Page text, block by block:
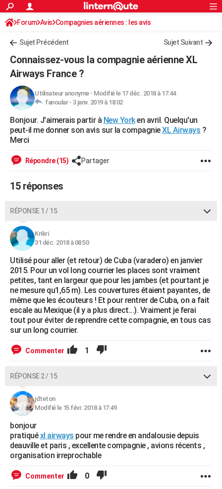
ACTUALITÉS
Politique
Société
Faits Divers
Education
Monde
Villes
+
Programme TV
TNTStreaming
Cinéma
Sorties cinéma
Musique
FINANCE
Retraite
Impôts
Epargne
Immobilier
Risques naturels par ville
Banque
Assurance
Crédit
AUTO
Essais
Réserver un essai
Citadines
Berlines
SUV
Forum auto
HIGH-TECH
Mobiles
Meilleur smartphone
Internet
Ordinateurs
Jeux vidéo
Guide high-tech
+BRICOLAGE
WEEK-END
Art de vivre
Bien-être
Loisirs
Mode
Modes de vie
Alimentation
Guide de la santé
Maladies
Médicaments
Sommeil
VOYAGE
Destinations
City break
Voyage nature
Voyage de noces
Forum
Climat
+PHOTO
BONS PLANS
CARTE DE VOEUX
Carte de Noël
Carte Bonne année
Carte Saint-Valentin
Carte Pâques
Carte d'anniversaire
DICTIONNAIRE
Dictionnaire
Biographies
Citations
Expressions
Proverbes
PROGRAMME TV
COPAINS D'AVANT
S'inscrire
Se connecter
Lycées
Collèges
Primaires
Universités
Entreprises
Service militaire
Avis de recherche
AVIS DE DÉCÈS
FORUM
Bricolage
Lifestyle
Culture
Sport
Auto
Television
Voyage
Cinema
S'inscrire
Connexion
Forum Avis Compagnies aériennes : les avis
Sujet Précédent Sujet Suivant
Connaissez-vous la compagnie aérienne XL
Airways France ?
Utilisateur anonyme- Modifié le 17 déc. 2018 à 17:44
fanoular - 3 janv. 2019 à 18:02
Bonjour. J'aimerais partir à New Yorken avril. Quelqu'un
peut-il me donner son avis sur ​​​​​​la compagnie ​​​​​​​XL Airways ?
Merci
Répondre (15) Partager
15 réponses
RÉPONSE 1 / 15
Krikri
31 déc. 2018 à 08:50
Utilisé pour aller (et retour) de Cuba (varadero) en janvier
2015. Pour un vol long courrier les places sont vraiment
petites, tant en largeur que pour les jambes (et pourtant je
ne mesure qu1,65 m). Les couvertures étaient payantes, de
même que les écouteurs ! Et pour rentrer de Cuba, on a fait
escale au Mexique (il y a plus direct...). Vraiment je ferai
tout pour éviter de reprendre cette compagnie, en tous cas
sur un long courrier.
Commenter 1
RÉPONSE 2 / 15
jdteton
Modifié le 15 févr. 2018 à 17:49
bonjour
pratiquéxl airways pour me rendre en andalousie depuis
deauville et paris , excellente compagnie , avions récents ,
organisation irreprochable
Commenter 0